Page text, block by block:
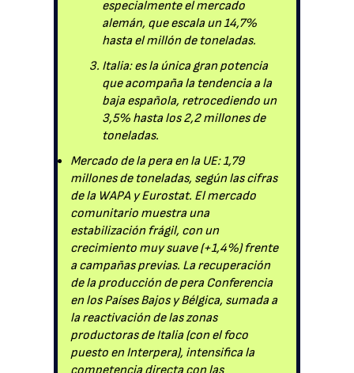
especialmente el mercado
alemán, que escala un 14,7%
hasta el millón de toneladas.
Italia: es la única gran potencia
que acompaña la tendencia a la
baja española, retrocediendo un
3,5% hasta los 2,2 millones de
toneladas.
Mercado de la pera en la UE: 1,79
millones de toneladas, según las cifras
de la WAPA y Eurostat. El mercado
comunitario muestra una
estabilización frágil, con un
crecimiento muy suave (+1,4%) frente
a campañas previas. La recuperación
de la producción de pera Conferencia
en los Países Bajos y Bélgica, sumada a
la reactivación de las zonas
productoras de Italia (con el foco
puesto en Interpera), intensifica la